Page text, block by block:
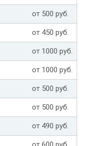
от 500 руб.
от 450 руб.
от 1000 руб.
от 1000 руб.
от 500 руб.
от 500 руб.
от 490 руб.